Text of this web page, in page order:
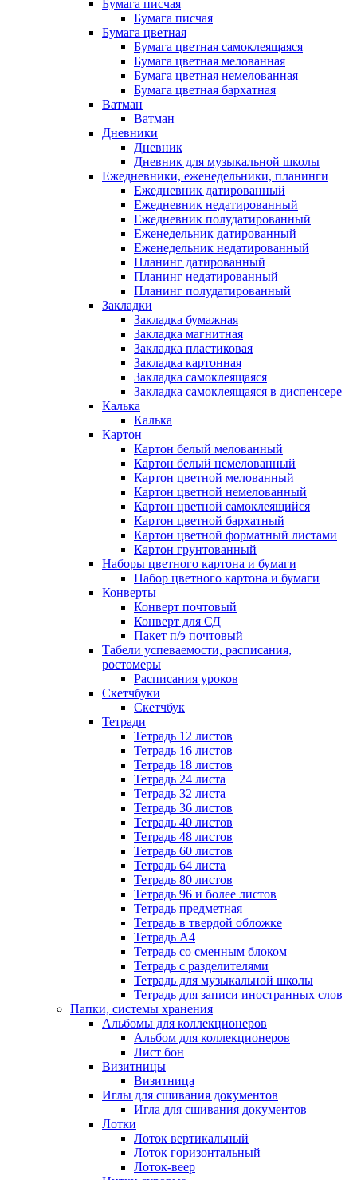
Бумага писчая
Бумага писчая
Бумага цветная
Бумага цветная самоклеящаяся
Бумага цветная мелованная
Бумага цветная немелованная
Бумага цветная бархатная
Ватман
Ватман
Дневники
Дневник
Дневник для музыкальной школы
Ежедневники, еженедельники, планинги
Ежедневник датированный
Ежедневник недатированный
Ежедневник полудатированный
Еженедельник датированный
Еженедельник недатированный
Планинг датированный
Планинг недатированный
Планинг полудатированный
Закладки
Закладка бумажная
Закладка магнитная
Закладка пластиковая
Закладка картонная
Закладка самоклеящаяся
Закладка самоклеящаяся в диспенсере
Калька
Калька
Картон
Картон белый мелованный
Картон белый немелованный
Картон цветной мелованный
Картон цветной немелованный
Картон цветной самоклеящийся
Картон цветной бархатный
Картон цветной форматный листами
Картон грунтованный
Наборы цветного картона и бумаги
Набор цветного картона и бумаги
Конверты
Конверт почтовый
Конверт для СД
Пакет п/э почтовый
Табели успеваемости, расписания,
ростомеры
Расписания уроков
Скетчбуки
Скетчбук
Тетради
Тетрадь 12 листов
Тетрадь 16 листов
Тетрадь 18 листов
Тетрадь 24 листа
Тетрадь 32 листа
Тетрадь 36 листов
Тетрадь 40 листов
Тетрадь 48 листов
Тетрадь 60 листов
Тетрадь 64 листа
Тетрадь 80 листов
Тетрадь 96 и более листов
Тетрадь предметная
Тетрадь в твердой обложке
Тетрадь А4
Тетрадь со сменным блоком
Тетрадь с разделителями
Тетрадь для музыкальной школы
Тетрадь для записи иностранных слов
Папки, системы хранения
Альбомы для коллекционеров
Альбом для коллекционеров
Лист бон
Визитницы
Визитница
Иглы для сшивания документов
Игла для сшивания документов
Лотки
Лоток вертикальный
Лоток горизонтальный
Лоток-веер